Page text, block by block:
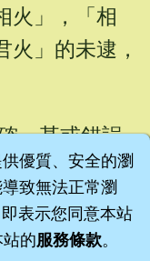
火」，「相
火」的未逮，
，甚或錯誤，
醫」。
萬物耗散。」
優質、安全的瀏
致無法正常瀏
表示您同意本站
的服務條款。